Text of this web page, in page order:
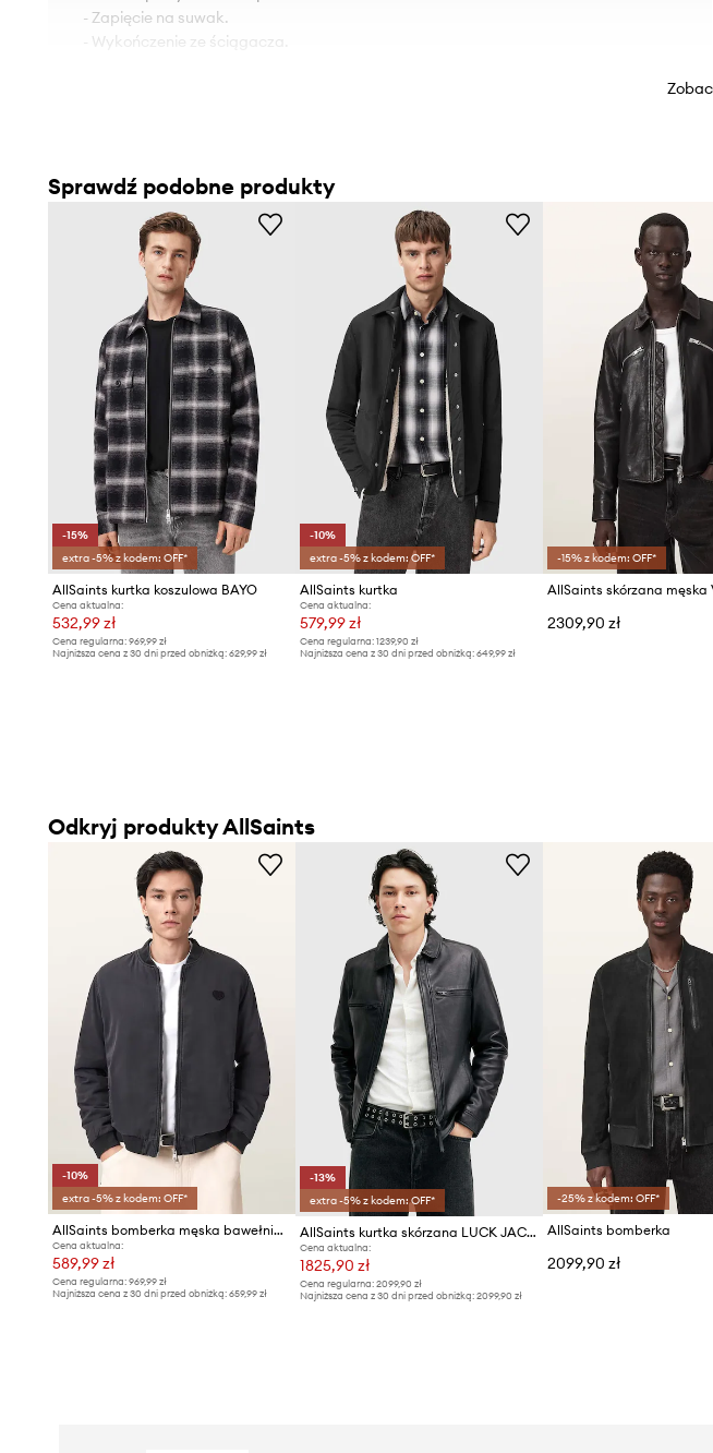
- Zapięcie na suwak.
- Wykończenie ze ściągacza.
Sprawdź podobne produkty
-15%
extra -5% z kodem: OFF*
AllSaints kurtka koszulowa BAYO
Cena aktualna:
532,99 zł
Cena regularna: 969,99 zł
Najniższa cena z 30 dni przed obniżką: 629,99 zł
-10%
extra -5% z kodem: OFF*
AllSaints kurtka
Cena aktualna:
579,99 zł
Cena regularna:1239,90 zł
Najniższa cena z 30 dni przed obniżką:649,99 zł
-15% z kodem: OFF*
AllSaints skórzana męska
2309,90 zł
Odkryj produkty AllSaints
-10%
extra -5% z kodem: OFF*
AllSaints bomberka męska bawełniana FORRES
Cena aktualna:
589,99 zł
Cena regularna: 969,99 zł
Najniższa cena z 30 dni przed obniżką: 659,99 zł
-13%
extra -5% z kodem: OFF*
AllSaints kurtka skórzana LUCK JACKET
Cena aktualna:
1825,90 zł
Cena regularna:2099,90 zł
Najniższa cena z 30 dni przed obniżką:2099,90 zł
-25% z kodem: OFF*
AllSaints bomberka
2099,90 zł